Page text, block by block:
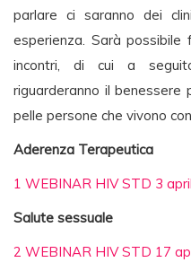
parlare ci saranno dei
esperienza. Sarà
incontri, di cui a
riguarderanno il benessere
pelle persone che vivono
Aderenza Terapeutica
1 WEBINAR HIV STD 3
Salute sessuale
2 WEBINAR HIV STD 17